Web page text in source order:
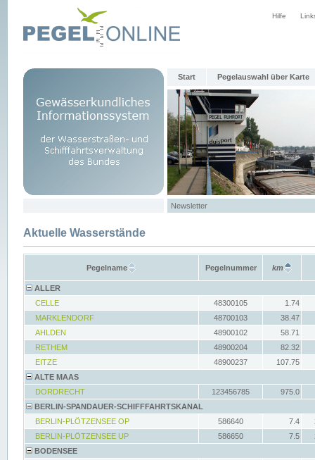
Hilfe
Start Pegelauswahl über Karte
Newsletter
Aktuelle Wasserstände
Pegelname Pegelnummer km
ALLER
CELLE
48300105
1.74
MARKLENDORF
48700103
38.47
AHLDEN
48900102
58.71
RETHEM
48900204
82.32
EITZE
48900237
107.75
ALTE MAAS
DORDRECHT
123456785
975.0
BERLIN-SPANDAUER-SCHIFFFAHRTSKANAL
BERLIN-PLÖTZENSEE OP
586640 7.4
BERLIN-PLÖTZENSEE UP
586650 7.5
BODENSEE